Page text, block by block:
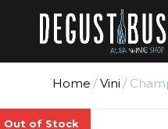
Home /Vini /